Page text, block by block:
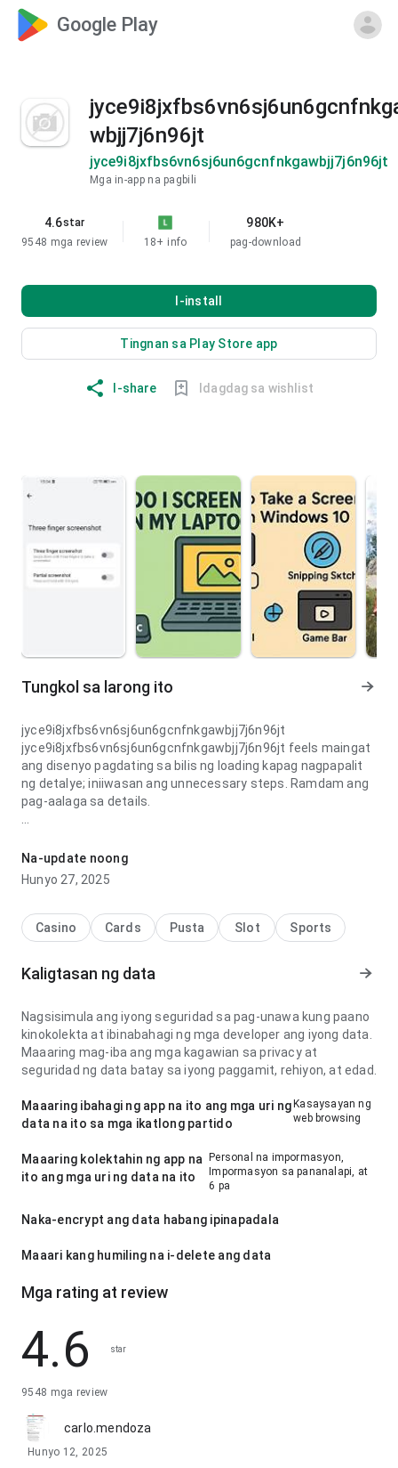
Google Play
wbjj7j6n96jt
jyce9i8jxfbs6vn6sj6un6gcnfnkgawbjj7j6n96jt
Mga in-app na pagbili
4.6star
9548 mga review
18+ info
980K+
pag-download
I-install
Tingnan sa Play Store app
I-share Idagdag sa wishlist
Tungkol sa larong ito
jyce9i8jxfbs6vn6sj6un6gcnfnkgawbjj7j6n96jt
jyce9i8jxfbs6vn6sj6un6gcnfnkgawbjj7j6n96jt feels maingat
ang disenyo pagdating sa bilis ng loading kapag nagpapalit
ng detalye; iniiwasan ang unnecessary steps. Ramdam ang
pag-aalaga sa details.
pagdating sa bilis ng loading para sa first-time visitor;
madaling i-scan ang content. Dahil sa balance na ito, sulit
subukan.
Na-update noong
Hunyo 27, 2025
Casino Cards Pusta Slot Sports
Kaligtasan ng data
Nagsisimula ang iyong seguridad sa pag-unawa kung paano
kinokolekta at ibinabahagi ng mga developer ang iyong data.
Maaaring mag-iba ang mga kagawian sa privacy at
seguridad ng data batay sa iyong paggamit, rehiyon, at edad.
Maaaring ibahagi ng app na ito ang mga uri ng
data na ito sa mga ikatlong partido
Kasaysayan ng
web browsing
Maaaring kolektahin ng app na
ito ang mga uri ng data na ito
Personal na impormasyon,
Impormasyon sa pananalapi, at
6 pa
Naka-encrypt ang data habang ipinapadala
Maaari kang humiling na i-delete ang data
Mga rating at review
4.6 star
9548 mga review
carlo.mendoza
Hunyo 12, 2025